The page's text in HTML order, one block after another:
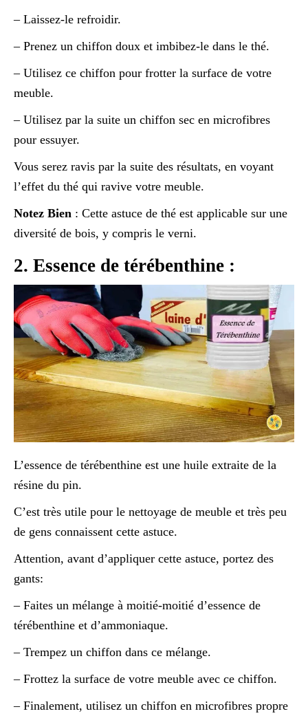
– Laissez-le refroidir.
– Prenez un chiffon doux et imbibez-le dans le thé.
– Utilisez ce chiffon pour frotter la surface de votre
meuble.
– Utilisez par la suite un chiffon sec en microfibres
pour essuyer.
Vous serez ravis par la suite des résultats, en voyant
l’effet du thé qui ravive votre meuble.
Notez Bien : Cette astuce de thé est applicable sur une
diversité de bois, y compris le verni.
2. Essence de térébenthine :
L’essence de térébenthine est une huile extraite de la
résine du pin.
C’est très utile pour le nettoyage de meuble et très peu
de gens connaissent cette astuce.
Attention, avant d’appliquer cette astuce, portez des
gants:
– Faites un mélange à moitié-moitié d’essence de
térébenthine et d’ammoniaque.
– Trempez un chiffon dans ce mélange.
– Frottez la surface de votre meuble avec ce chiffon.
– Finalement, utilisez un chiffon en microfibres propre